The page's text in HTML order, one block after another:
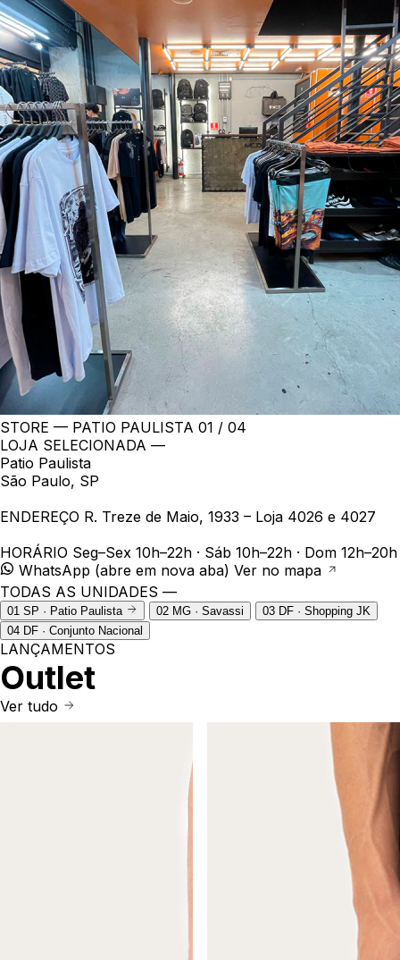
STORE — PATIO PAULISTA 01 / 04
LOJA SELECIONADA —
Patio Paulista
São Paulo, SP
ENDEREÇO R. Treze de Maio, 1933 – Loja 4026 e 4027
HORÁRIO Seg–Sex 10h–22h · Sáb 10h–22h · Dom 12h–20h
WhatsApp (abre em nova aba) Ver no mapa
TODAS AS UNIDADES —
01 SP · Patio Paulista 02 MG · Savassi 03 DF · Shopping JK
04 DF · Conjunto Nacional
LANÇAMENTOS
Outlet
Ver tudo